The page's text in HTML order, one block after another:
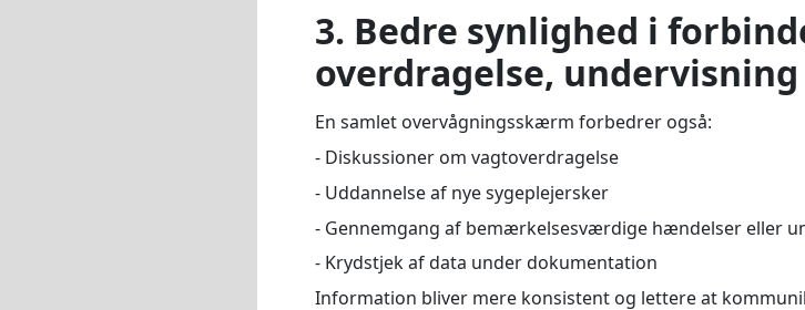
3. Bedre synlighed i
overdragelse,
En samlet overvågningsskærm forbedrer også:
- Diskussioner om vagtoverdragelse
- Uddannelse af nye sygeplejersker
- Gennemgang af bemærkelsesværdige hændelser eller
- Krydstjek af data under dokumentation
Information bliver mere konsistent og lettere at